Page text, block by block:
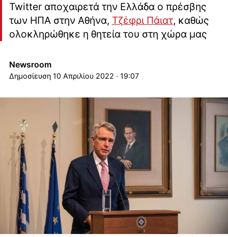
Twitter αποχαιρετά την Ελλάδα ο πρέσβης
των ΗΠΑ στην Αθήνα, Τζέφρι Πάιατ, καθώς
ολοκληρώθηκε η θητεία του στη χώρα μας
Newsroom
10 Απριλίου 2022 · 19:07